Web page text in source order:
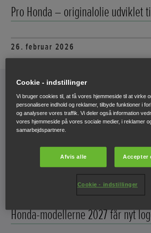
Pro Honda – originalolie udviklet
26. februar 2026
Honda-modellerne 2027 får nyt
Cookie - indstillinger
Vi bruger cookies til, at få vores hjemmeside til at virke
personalisere indhold og reklamer, tilbyde funktioner i
og analysere vores traffik. Vi deler også information
vores hjemmeside på vores sociale medier, i reklamer
samarbejdspartnere.
Afvis alle Accepter
Cookie - indstillinger